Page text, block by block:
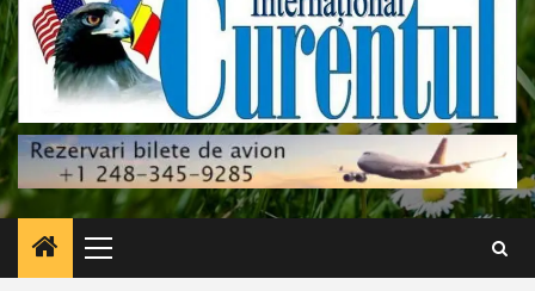
Primary
Menu